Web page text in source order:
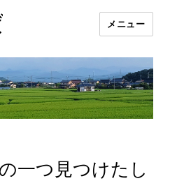
メニュー
一つ見つけたし